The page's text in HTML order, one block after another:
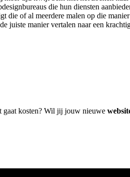
die hun diensten
of al meerdere malen op die
manier vertalen naar een
gaat kosten? Wil jij jouw nieuwe